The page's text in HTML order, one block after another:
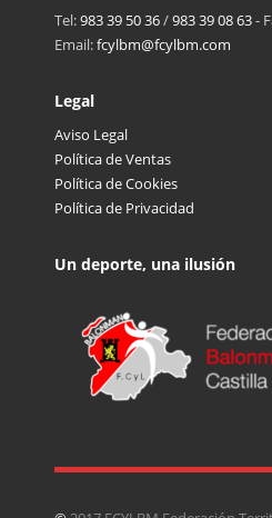
Tel:983 39 50 36/983 39 08 63-
Email:fcylbm@fcylbm.com
Legal
Aviso Legal
Política de Ventas
Política de Cookies
Política de Privacidad
Un deporte, una ilusión